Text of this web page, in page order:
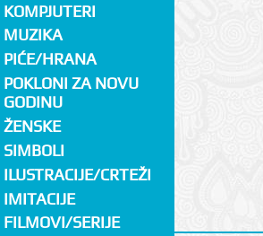
KOMPJUTERI
MUZIKA
PIĆE/HRANA
POKLONI ZA NOVU
GODINU
ŽENSKE
SIMBOLI
ILUSTRACIJE/CRTEŽI
IMITACIJE
FILMOVI/SERIJE